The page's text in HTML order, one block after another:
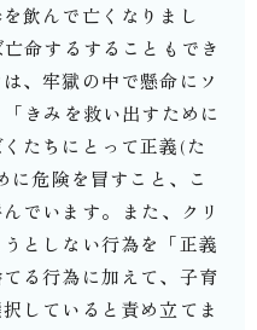
飲んで亡くなりまし
命するすることもでき
、牢獄の中で懸命にソ
きみを救い出すために
たちにとって正義(た
に危険を冒すこと、こ
でいます。⁡また、クリ
としない行為を「正義
る行為に加えて、子育
していると責め立てま